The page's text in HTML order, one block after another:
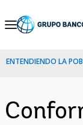
Skip
Navigation
ENTENDIENDO LA